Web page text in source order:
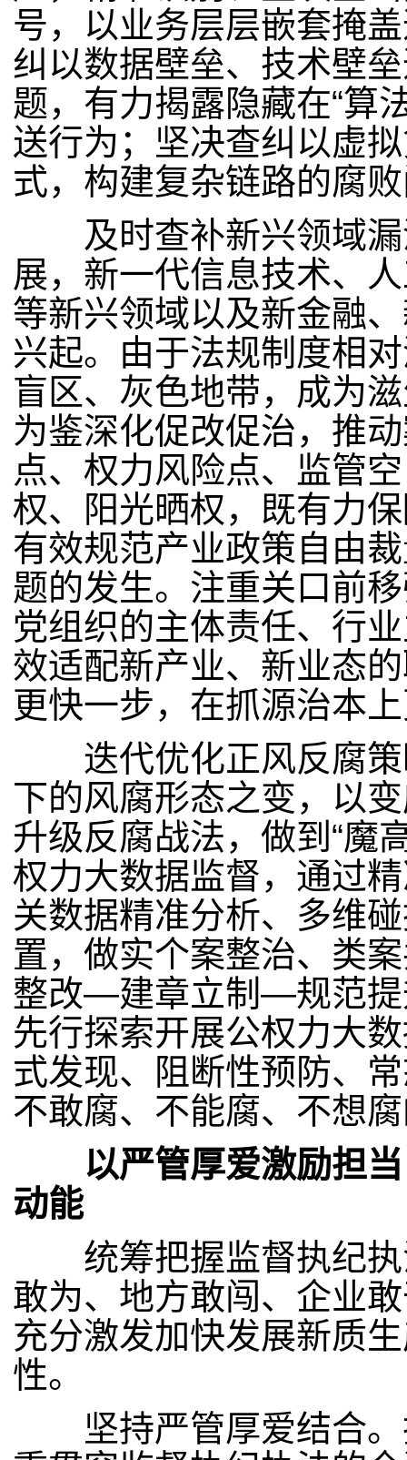
号，以业务层层嵌套掩
纠以数据壁垒、技术壁
题，有力揭露隐藏在“算
送行为；坚决查纠以虚
式，构建复杂链路的腐
及时查补新兴领域漏
展，新一代信息技术、
等新兴领域以及新金融
兴起。由于法规制度相
盲区、灰色地带，成为
为鉴深化促改促治，推
点、权力风险点、监管
权、阳光晒权，既有力
有效规范产业政策自由
题的发生。注重关口前
党组织的主体责任、行
效适配新产业、新业态
更快一步，在抓源治本
迭代优化正风反腐策
下的风腐形态之变，以
升级反腐战法，做到“魔
权力大数据监督，通过
关数据精准分析、多维
置，做实个案整治、类
整改—建章立制—规范提
先行探索开展公权力大
式发现、阻断性预防、
不敢腐、不能腐、不想
以严管厚爱激励担当
动能
统筹把握监督执纪执
敢为、地方敢闯、企业
充分激发加快发展新质
性。
坚持严管厚爱结合。